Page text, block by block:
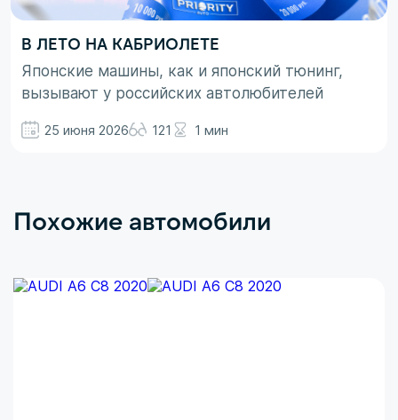
В ЛЕТО НА КАБРИОЛЕТЕ
Японские машины, как и японский тюнинг,
вызывают у российских автолюбителей
просто ассоциируются с вполне понятными
Здесь больше доминирует чувство безумного
25 июня 2026 121 1 мин
Похожие автомобили